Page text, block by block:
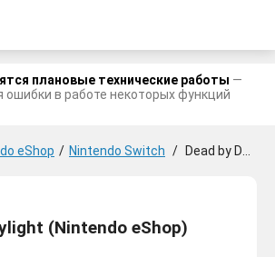
плановые технические работы —
ошибки в работе некоторых функций
eShop / Nintendo Switch / Dead by Daylight
(Nintendo eShop)